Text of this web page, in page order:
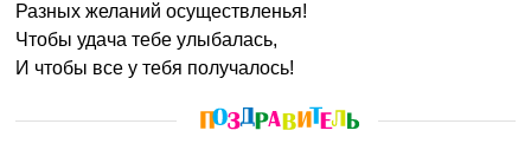
Разных желаний осуществленья!
Чтобы удача тебе улыбалась,
И чтобы все у тебя получалось!